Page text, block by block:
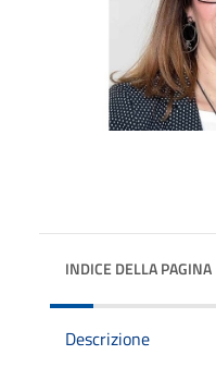
INDICE DELLA PAGINA
Descrizione